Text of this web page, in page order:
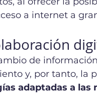
a internet a
de
y, por tanto, la
adaptadas a las